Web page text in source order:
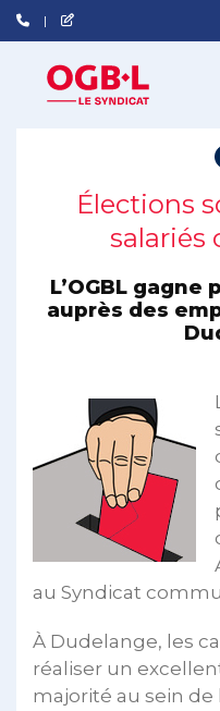
Élections
salariés
L’OGBL
auprès des
au Syndicat
À Dudelange, les
réaliser un
majorité au sein